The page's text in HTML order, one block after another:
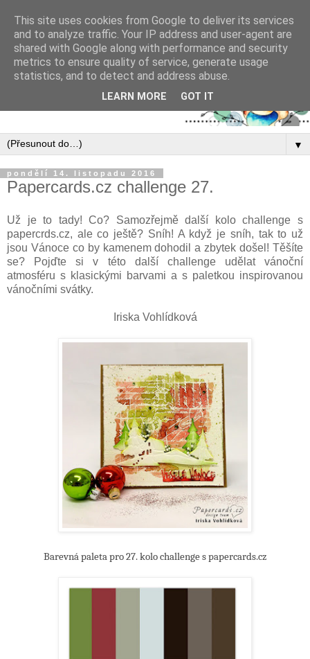
▼
pondělí 14. listopadu 2016
Papercards.cz challenge 27.
Už je to tady! Co? Samozřejmě další kolo challenge s
papercrds.cz, ale co ještě? Sníh! A když je sníh, tak to už
jsou Vánoce co by kamenem dohodil a zbytek došel! Těšíte
se? Pojďte si v této další challenge udělat vánoční
atmosféru s klasickými barvami a s paletkou inspirovanou
vánočními svátky.
Iriska Vohlídková
Barevná paleta pro 27. kolo challenge s papercards.cz
This site uses cookies from Google to deliver its services
and to analyze traffic. Your IP address and user-agent are
shared with Google along with performance and security
metrics to ensure quality of service, generate usage
statistics, and to detect and address abuse.
LEARN MORE GOT IT